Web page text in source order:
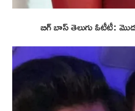
బిగ్ బాస్ తెలుగు ఓటీటీ: